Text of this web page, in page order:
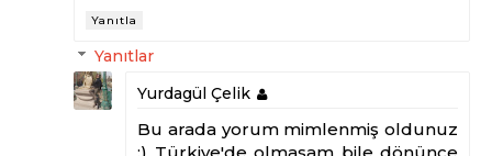
Yanıtla
Yanıtlar
Yurdagül Çelik
Bu arada yorum mimlenmiş oldunuz